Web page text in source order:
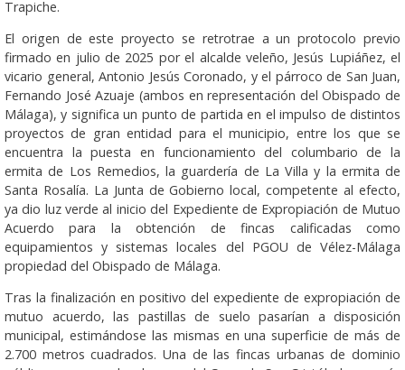
Trapiche.
El origen de este proyecto se retrotrae a un protocolo previo
firmado en julio de 2025 por el alcalde veleño, Jesús Lupiáñez, el
vicario general, Antonio Jesús Coronado, y el párroco de San Juan,
Fernando José Azuaje (ambos en representación del Obispado de
Málaga), y significa un punto de partida en el impulso de distintos
proyectos de gran entidad para el municipio, entre los que se
encuentra la puesta en funcionamiento del columbario de la
ermita de Los Remedios, la guardería de La Villa y la ermita de
Santa Rosalía. La Junta de Gobierno local, competente al efecto,
ya dio luz verde al inicio del Expediente de Expropiación de Mutuo
Acuerdo para la obtención de fincas calificadas como
equipamientos y sistemas locales del PGOU de Vélez-Málaga
propiedad del Obispado de Málaga.
Tras la finalización en positivo del expediente de expropiación de
mutuo acuerdo, las pastillas de suelo pasarían a disposición
municipal, estimándose las mismas en una superficie de más de
2.700 metros cuadrados. Una de las fincas urbanas de dominio